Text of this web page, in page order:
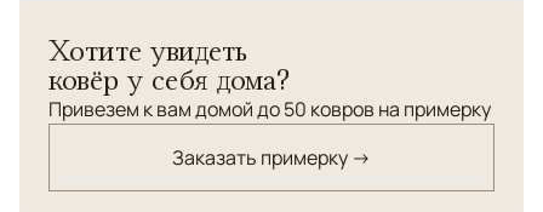
ковроткачества: исходные узелковые нити
изготовлены на веретене, красители натуральные
растительного происхождения, двойной узелок.
Хотите увидеть
ковёр у себя дома?
Привезем к вам домой до 50 ковров на примерку
Заказать примерку →